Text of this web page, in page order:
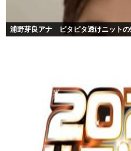
浦野芽良アナ ピタピタ透けニットの